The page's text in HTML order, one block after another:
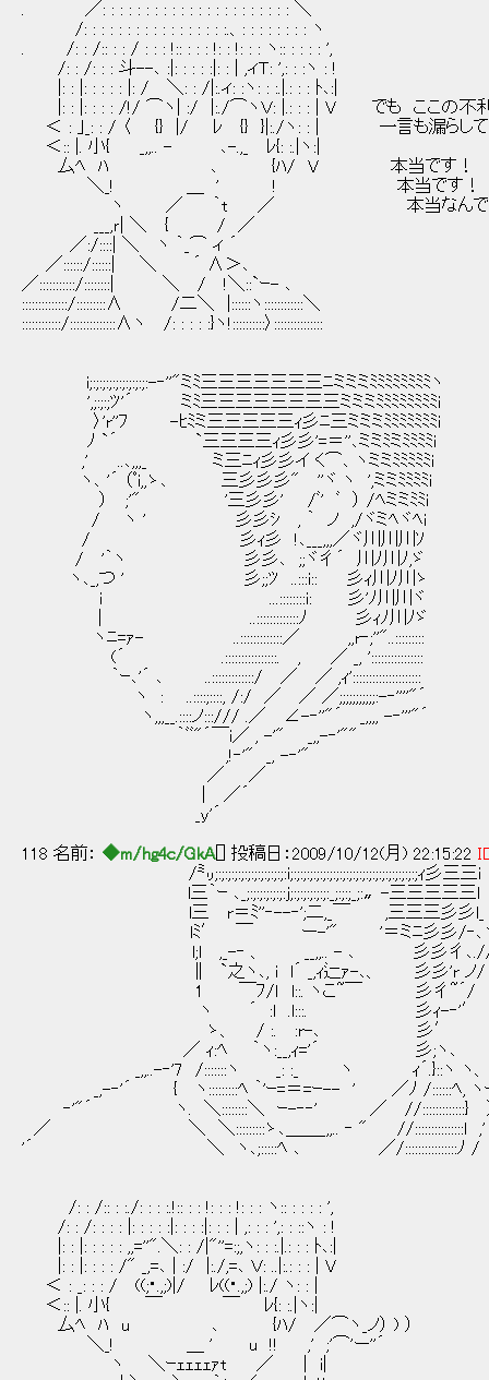
. ／: : : : : : : : : : : : : : : : : : : : : : ＼
/: : : : : : : : : : : : : : : : :.、: : : : : : : : ヽ
. /: : /:: : : / : : : !:: : : : !: : !: : : ヽ:: : : : : ',
/: : /: : : 斗--､ :|: : : : :|: : | ,ィＴ: ',: : :ヽ : !
|: : |: : : : : |: / ＼: : /|:.ィ: :ヽ: : :.|.: : : ﾄ､:|
|: : |: : : : /!/ ⌒ヽ| :/ |:./⌒ヽＶ: |.: : : | V でも ここの不利益
＜ : ｣_: : / 〈 {} |/ ﾚ {} }|:./ヽ: : | 一言も漏らして
＜:: |. 小{ _,,.. - ､-.,_ ﾚ{: :.|ヽ:|
厶ﾍ ﾊ ､ {ﾊ/ V 本当です！
＼_! ＿ ' ! 本当です！
ヽ ／ ｀t ／ 本当なんですま
___,ｒ| ＼ { / ／
／:/::::| ＼ ヽ ｀_⌒ ィ ´
／::::::/::::::| ＼ ´ ∧＞､
／:::::::::::/::::::::| ＼ / !＼::`ｰ- ､
::::::::::::::/:::::::::∧ /二＼ |::::::ヽ::::::::::::＼
::::::::::::/::::::::::::::∧ヽ /: : : : :}ヽ!::::::::::〉:::::::::::::::
i;:;:;:;:;:;:;:;:;:-‐''"ミﾐ三三三三三三三ﾆミミミﾐﾐﾐﾐﾐﾐﾐﾐヽ
',;:;:;ﾂ'´ ミﾐ三三三三三三三三ミミミﾐﾐﾐﾐﾐﾐﾐﾐi
〉'r''ﾌ -ﾋﾐミ三三三三三ｨ彡ﾆ三ミミミﾐﾐﾐﾐﾐﾐﾐi
ﾉ `´ `三三三三ｨ彡彡'=＝''､ミミﾐミﾐﾐﾐﾐi 左
,' ..､,,,_ ミ三ﾆｨ彡彡イ く⌒､ ヽミミﾐﾐﾐﾐﾐi
ヽ､ '´ （ﾟi,,ゝ､ 三彡彡彡" ''ヾ ヽ ',ミミﾐﾐﾐﾐi
） ;'" '三彡彡' /ﾞ' ﾞ ） /ﾍミミﾐﾐi 「枕営業
/ ヽ ' 彡彡ｼ , ｀ ノ ,/ヾミﾍヾﾍi 斯様な
/ 彡ｨ彡 !､___,,,／ヾ川川川ｿ それを自
/ '｀ヽ 彡彡､ ;;ヾ彳´ 川ﾉ川ﾉ,ゞ
ヽ､_,つ ' 彡;;ﾂ ..:::i:: 彡ｨ川ﾉ川ゝ
i ...::::::::i: 彡'ﾉ川川ヾ
| ..:::::::::::::ﾉ 彡ｨﾉ川ﾉゞ
ヽﾆ=ｧ- ..:::::::::::::／ ,,r‐;''"..:::::::::
(´ .::::::::::::::::. , ／ _, '::::::::::::::::
｀ｰ､'´ ､ ..:::::::::::::/ ／ ／ ,ｨ':::::::::::::::::::::
ヽ : ..::::;::::, /:/ ／ ／ ／;;;;;;;;;;;:-‐''''"´
ヽ,,,__.::::ノ:::/// .／ ∠-‐''"´ _,,,, -‐'''"´
｀ﾞﾞ"´￣i／ , -'" _,,-‐'""
,!‐'" _, -‐'"
／ ／
| ／´
_y'´
118 名前： ◆m/hg4c/GkA[] 投稿日：2009/10/12(月) 22:15:22
/㍉;:;:;:;:;:;:;:;:;:;:;:i;:;:;:;:;:;:;:;:;:;:;:;:;:;:;:;:;:;:;:;ｨ彡三三i
l三｀ｰ ､_;:;:;:;:;:;:j;:;:;:;:;:;:_;:;:;_;:〟-三三三三三l
l三 r＝ﾐ''‐--‐';二,_￣ ,三三三彡彡l_
lﾐ′ ￣ ー-'" '＝ミﾆ彡彡/‐､ヽ 一刻半
l;l ,_-‐ 、 __,,.. - ､ 彡彡彳､.// 何も漏
∥ `之ヽ､, i l´ _,ｨ辷ｧ-､、 彡彡'r ノ/
1 ￣ﾌ/ｌ l::. ヽこ~￣ 彡彳~´/
ヽ ´ :l .l:::. 彡ｨ-‐'′
ゝ、 / :. :r-､ 彡′
／ ｨ:ﾍ ｀ヽ:__,ｨ='´ 彡;ヽ､
_,,..-‐'7 /:::::::ヽ _: :_ ヽ ｨ´.}::ヽ ヽ、
_,-‐'´ { ヽ:::::::::ﾍ ｀'ｰ=＝=ｰ-- ' ／ﾉ /::::::ﾍ, ヽ
‐'"´ ヽ. ＼::::::::＼ ｰ-‐‐' ／ //:::::::::::::} ）
／ ＼ ＼:::::::::ゝ､＿＿_,,.. ‐ " //
'´ ＼ ヽ､;:::::ﾍ ､ ／/
/: : /:: : :./: : : :.!:: : : !: : : !: : : ヽ:: : : : : ',
/: : /: : : : |: : : : :|: : : :|: : : | ,: : : ',: : ::ヽ : !
|: : |: : : : : ,,=''".＼: : /|"''=:;,ヽ: : :.|.: : : ﾄ､:|
|: : |: : : : /" _,=､ | :/ |:./,=､ Ｖ: ..|:.: : : | V
＜ : _: : : / ((;･.,;)|/ ﾚ((･.,;) |:./ ヽ: : |
＜:: |. 小{ ￣ ￣ ﾚ{: :.|ヽ:|
厶ﾍ ﾊ u ､ {ﾊ/ ／⌒ヽ_ノ） ) ）
＼_! ＿ ' u !! ,' ;'⌒'ー''´
ヽ ＼ｰｪｪｪｪｧt ／ | i|